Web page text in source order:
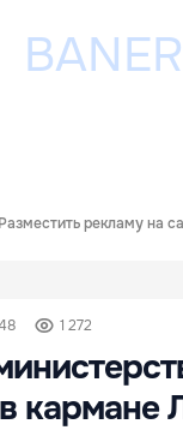
Разместить рекламу на
1 272